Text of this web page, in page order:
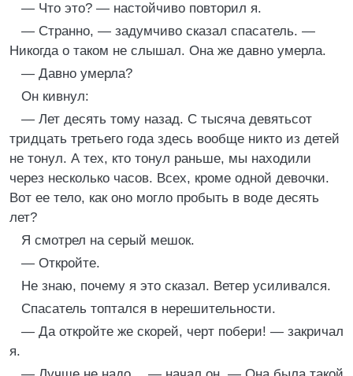
— Что это? — настойчиво повторил я.
— Странно, — задумчиво сказал спасатель. —
Никогда о таком не слышал. Она же давно умерла.
— Давно умерла?
Он кивнул:
— Лет десять тому назад. С тысяча девятьсот
тридцать третьего года здесь вообще никто из детей
не тонул. А тех, кто тонул раньше, мы находили
через несколько часов. Всех, кроме одной девочки.
Вот ее тело, как оно могло пробыть в воде десять
лет?
Я смотрел на серый мешок.
— Откройте.
Не знаю, почему я это сказал. Ветер усиливался.
Спасатель топтался в нерешительности.
— Да откройте же скорей, черт побери! — закричал
я.